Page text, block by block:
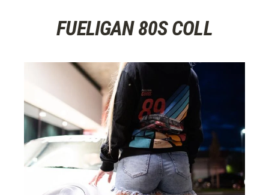
FUELIGAN 80S COLL